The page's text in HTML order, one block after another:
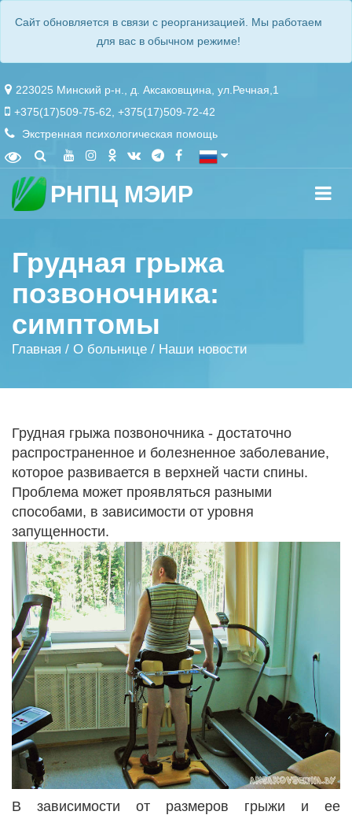
Сайт обновляется в связи с реорганизацией. Мы работаем
для вас в обычном режиме!
223025 Минский р-н., д. Аксаковщина, ул.Речная,1
+375(17)509-75-62 +375(17)509-72-42
Экстренная психологическая помощь
РНПЦ МЭИР
Грудная грыжа
позвоночника:
симптомы
Главная / О больнице / Наши новости
Грудная грыжа позвоночника - достаточно
распространенное и болезненное заболевание,
которое развивается в верхней части спины.
Проблема может проявляться разными
способами, в зависимости от уровня
запущенности.
В зависимости от размеров грыжи и ее